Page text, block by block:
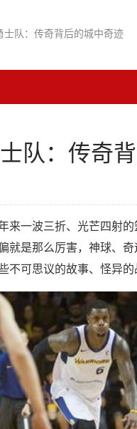
士队：传奇背后的城中奇迹
队：传奇
来一波三折、光芒四射
就是那么厉害，神球、
不可思议的故事、怪异的